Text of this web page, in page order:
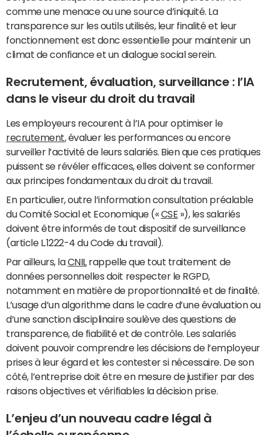
comme une menace ou une source d’iniquité. La
transparence sur les outils utilisés, leur finalité et leur
fonctionnement est donc essentielle pour maintenir un
climat de confiance et un dialogue social serein.
Recrutement, évaluation, surveillance : l’IA
dans le viseur du droit du travail
Les employeurs recourent à l’IA pour optimiser le
recrutement, évaluer les performances ou encore
surveiller l’activité de leurs salariés. Bien que ces pratiques
puissent se révéler efficaces, elles doivent se conformer
aux principes fondamentaux du droit du travail.
En particulier, outre l’information consultation préalable
du Comité Social et Economique («CSE »), les salariés
doivent être informés de tout dispositif de surveillance
(article L.1222-4 du Code du travail).
Par ailleurs, laCNIL rappelle que tout traitement de
données personnelles doit respecter le RGPD,
notamment en matière de proportionnalité et de finalité.
L’usage d’un algorithme dans le cadre d’une évaluation ou
d’une sanction disciplinaire soulève des questions de
transparence, de fiabilité et de contrôle. Les salariés
doivent pouvoir comprendre les décisions de l’employeur
prises à leur égard et les contester si nécessaire. De son
côté, l’entreprise doit être en mesure de justifier par des
raisons objectives et vérifiables la décision prise.
L’enjeu d’un nouveau cadre légal à